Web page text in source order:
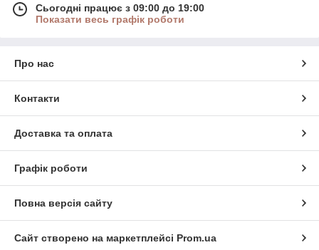
Сьогодні працює з 09:00 до 19:00
Показати весь графік роботи
Про нас
Контакти
Доставка та оплата
Графік роботи
Повна версія сайту
Сайт створено на маркетплейсі Prom.ua